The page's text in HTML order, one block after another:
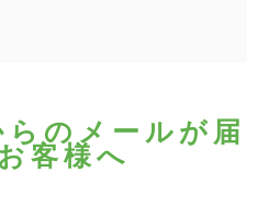
らのメールが届
客様へ